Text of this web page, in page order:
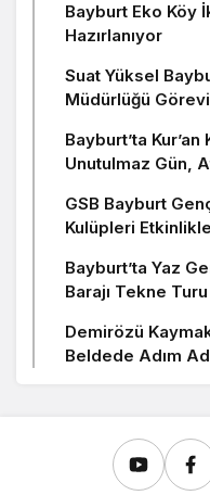
Bayburt Eko Köy
Hazırlanıyor
Suat Yüksel
Müdürlüğü
Bayburt’ta
Unutulmaz Gün,
GSB Bayburt
Kulüpleri
Bayburt’ta Yaz
Barajı Tekne
Demirözü
Beldede Adım